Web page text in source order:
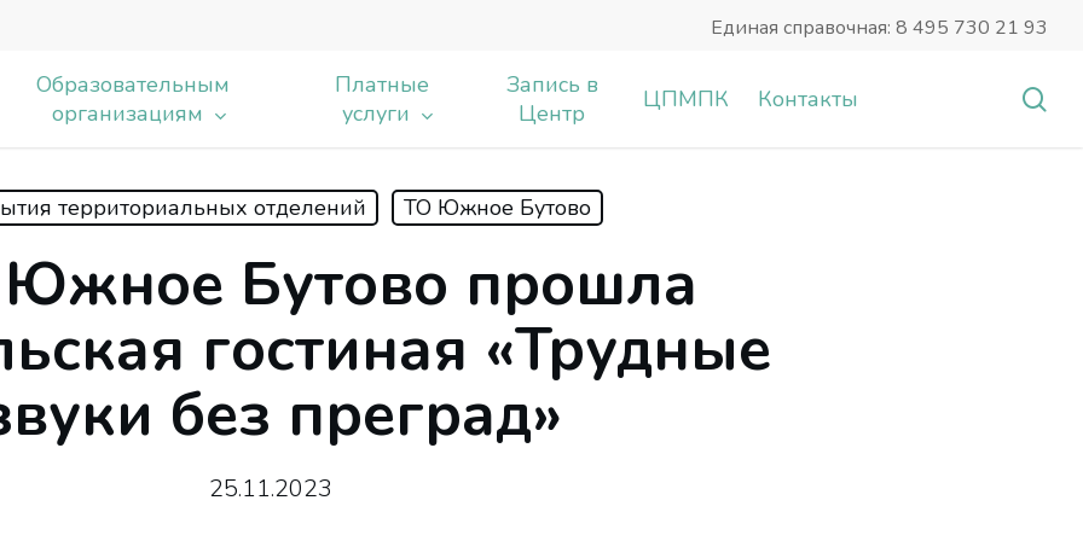
Единая справочная: 8 495 730 21 93
Образовательным
организациям
Платные
услуги
Запись в
Центр
ЦПМПК Контакты
территориальных отделений ТО Южное Бутово
Бутово прошла
гостиная «Трудные
без преград»
25.11.2023